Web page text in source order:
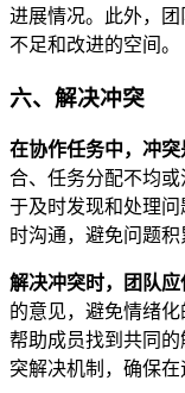
进展情况。此外，
不足和改进的空间。
六、解决冲突
在协作任务中，冲
合、任务分配不均
于及时发现和处理
时沟通，避免问题积
解决冲突时，团队
的意见，避免情绪化
帮助成员找到共同
突解决机制，确保在